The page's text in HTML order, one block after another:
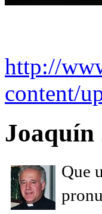
http://
content/
Joaquín
Que